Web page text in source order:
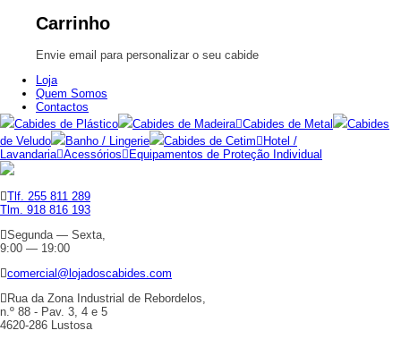
Carrinho
Envie email para personalizar o seu cabide
Loja
Quem Somos
Contactos
Cabides de Plástico
Cabides de Madeira Cabides de Metal
Cabides
de Veludo
Banho / Lingerie Cabides de Cetim
Hotel /
Lavandaria Acessórios Equipamentos de Proteção Individual
Tlf. 255 811 289
Tlm. 918 816 193
Segunda — Sexta,
9:00 — 19:00
comercial@lojadoscabides.com
Rua da Zona Industrial de Rebordelos,
n.º 88 - Pav. 3, 4 e 5
4620-286 Lustosa